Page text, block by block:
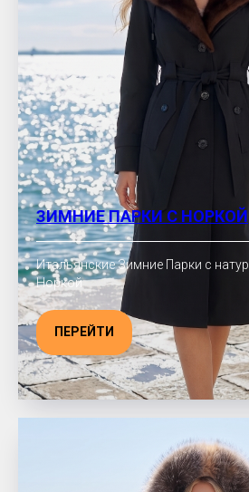
ЗИМНИЕ ПАРКИ С НОРКОЙ
Итальянские Зимние Парки с
Норкой
ПЕРЕЙТИ